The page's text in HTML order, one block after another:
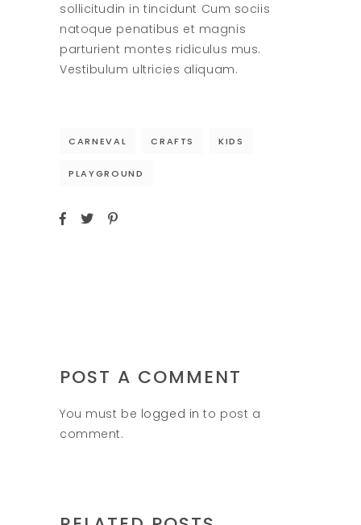
sollicitudin in tincidunt Cum sociis
natoque penatibus et magnis
parturient montes ridiculus mus.
Vestibulum ultricies aliquam.
CARNEVAL CRAFTS KIDS
PLAYGROUND
POST A COMMENT
You must be logged in to post a
comment.